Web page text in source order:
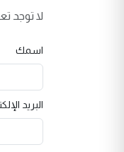
لا توجد
اسمك
البريد